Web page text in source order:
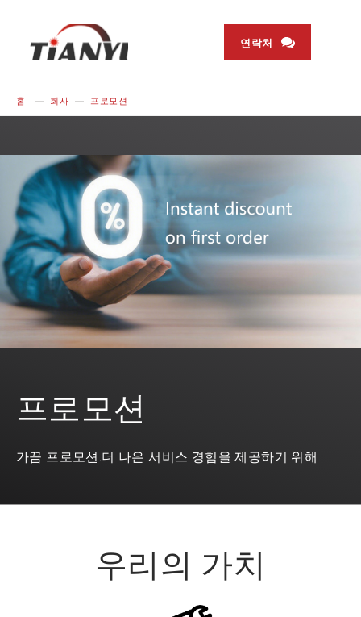
연락처
홈 회사 프로모션
프로모션
가끔 프로모션.더 나은 서비스 경험을 제공하기 위해
우리의 가치